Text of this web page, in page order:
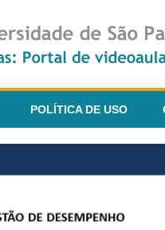
POLÍTICA DE USO